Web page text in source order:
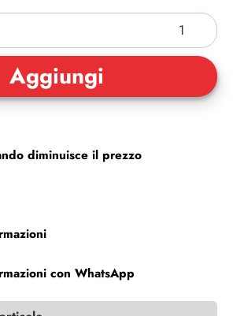
diminuisce il prezzo
con WhatsApp